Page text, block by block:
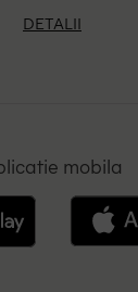
DETALII
mobila